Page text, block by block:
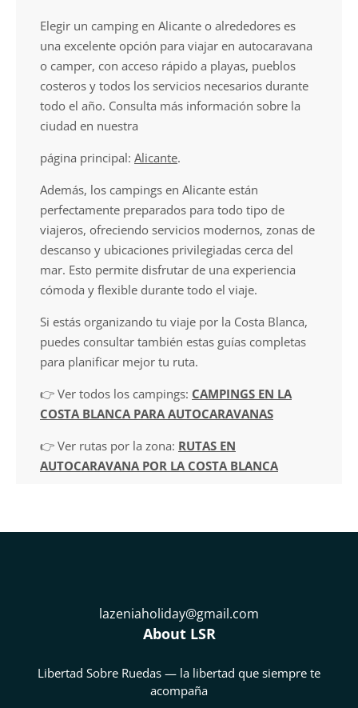
Elegir un camping en Alicante o alrededores es
una excelente opción para viajar en autocaravana
o camper, con acceso rápido a playas, pueblos
costeros y todos los servicios necesarios durante
todo el año. Consulta más información sobre la
ciudad en nuestra
página principal: Alicante.
Además, los campings en Alicante están
perfectamente preparados para todo tipo de
viajeros, ofreciendo servicios modernos, zonas de
descanso y ubicaciones privilegiadas cerca del
mar. Esto permite disfrutar de una experiencia
cómoda y flexible durante todo el viaje.
Si estás organizando tu viaje por la Costa Blanca,
puedes consultar también estas guías completas
para planificar mejor tu ruta.
👉 Ver todos los campings: CAMPINGS EN LA
COSTA BLANCA PARA AUTOCARAVANAS
👉 Ver rutas por la zona: RUTAS EN
AUTOCARAVANA POR LA COSTA BLANCA
lazeniaholiday@gmail.com
About LSR
Libertad Sobre Ruedas — la libertad que siempre te
acompaña